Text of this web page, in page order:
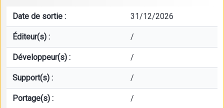
Date de sortie : 31/12/2026
Éditeur(s) : /
Développeur(s) : /
Support(s) : /
Portage(s) : /